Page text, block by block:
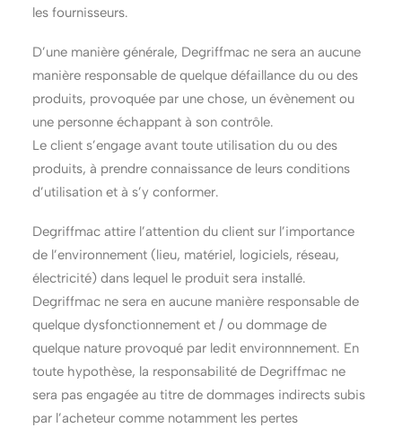
les fournisseurs.
D’une manière générale, Degriffmac ne sera an aucune
manière responsable de quelque défaillance du ou des
produits, provoquée par une chose, un évènement ou
une personne échappant à son contrôle.
Le client s’engage avant toute utilisation du ou des
produits, à prendre connaissance de leurs conditions
d’utilisation et à s’y conformer.
Degriffmac attire l’attention du client sur l’importance
de l’environnement (lieu, matériel, logiciels, réseau,
électricité) dans lequel le produit sera installé.
Degriffmac ne sera en aucune manière responsable de
quelque dysfonctionnement et / ou dommage de
quelque nature provoqué par ledit environnnement. En
toute hypothèse, la responsabilité de Degriffmac ne
sera pas engagée au titre de dommages indirects subis
par l’acheteur comme notamment les pertes